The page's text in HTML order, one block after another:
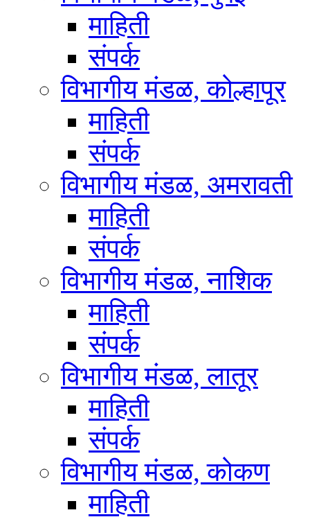
माहिती
संपर्क
विभागीय मंडळ, कोल्हापूर
माहिती
संपर्क
विभागीय मंडळ, अमरावती
माहिती
संपर्क
विभागीय मंडळ, नाशिक
माहिती
संपर्क
विभागीय मंडळ, लातूर
माहिती
संपर्क
विभागीय मंडळ, कोकण
माहिती